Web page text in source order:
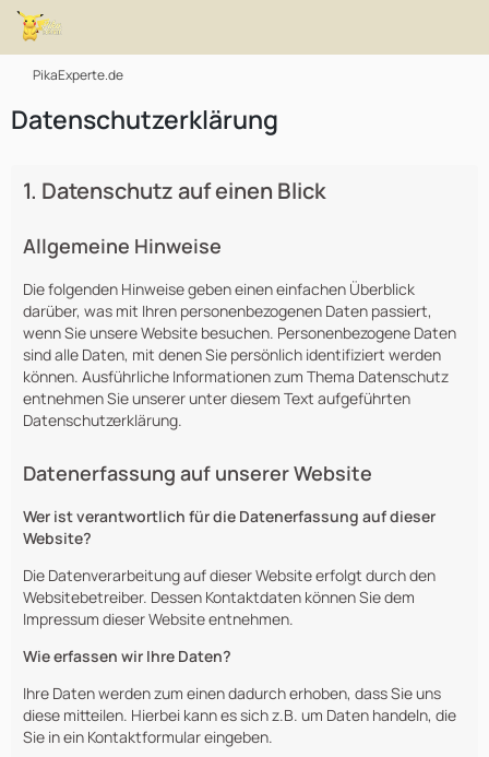
PikaExperte.de
Datenschutzerklärung
1. Datenschutz auf einen Blick
Allgemeine Hinweise
Die folgenden Hinweise geben einen einfachen Überblick
darüber, was mit Ihren personenbezogenen Daten passiert,
wenn Sie unsere Website besuchen. Personenbezogene Daten
sind alle Daten, mit denen Sie persönlich identifiziert werden
können. Ausführliche Informationen zum Thema Datenschutz
entnehmen Sie unserer unter diesem Text aufgeführten
Datenschutzerklärung.
Datenerfassung auf unserer Website
Wer ist verantwortlich für die Datenerfassung auf dieser
Website?
Die Datenverarbeitung auf dieser Website erfolgt durch den
Websitebetreiber. Dessen Kontaktdaten können Sie dem
Impressum dieser Website entnehmen.
Wie erfassen wir Ihre Daten?
Ihre Daten werden zum einen dadurch erhoben, dass Sie uns
diese mitteilen. Hierbei kann es sich z.B. um Daten handeln, die
Sie in ein Kontaktformular eingeben.